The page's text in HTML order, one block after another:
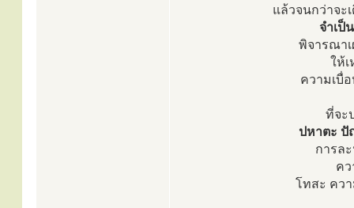
แล้วจนกว่าจะ
จำเป็
พิจารณาเ
ให้
ความเบื่
ที่จะ
ปหาตะ ปั
การล
ค
โทสะ คว